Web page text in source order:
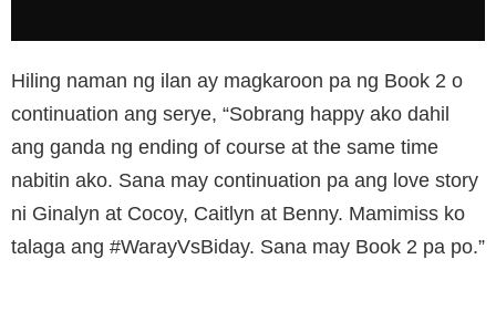
Hiling naman ng ilan ay magkaroon pa ng Book 2 o
continuation ang serye, “Sobrang happy ako dahil
ang ganda ng ending of course at the same time
nabitin ako. Sana may continuation pa ang love story
ni Ginalyn at Cocoy, Caitlyn at Benny. Mamimiss ko
talaga ang #WarayVsBiday. Sana may Book 2 pa po.”